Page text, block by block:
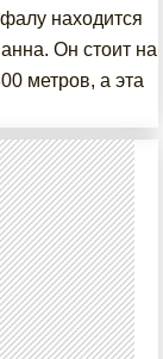
находится
Он стоит на
метров, а эта